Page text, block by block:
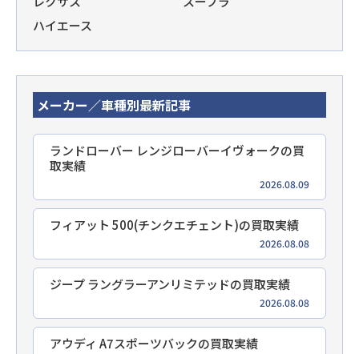
ハイエース
メーカー／車種別最新記事
ランドローバー レンジローバーイヴォークの買
取実績
2026.08.09
フィアット 500(チンクエチェント)の買取実績
2026.08.08
ジープ ラングラーアンリミテッドの買取実績
2026.08.08
アウディ A7スポーツバックの買取実績